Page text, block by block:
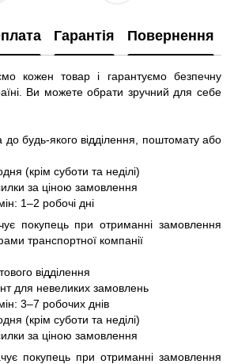
Гарантія Повернення
кожен товар і гарантуємо безпечну
Ви можете обрати зручний для себе
будь-якого відділення, поштомату або
(крім суботи та неділі)
за ціною замовлення
1–2 робочі дні
покупець при отриманні замовлення
транспортної компанії
відділення
для невеликих замовлень
3–7 робочих днів
(крім суботи та неділі)
за ціною замовлення
покупець при отриманні замовлення